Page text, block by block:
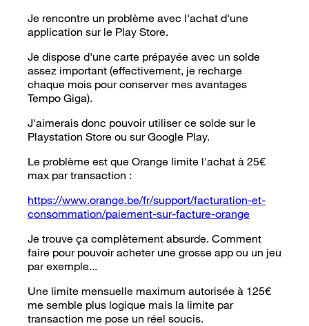
Je rencontre un problème avec l'achat d'une
application sur le Play Store.
Je dispose d'une carte prépayée avec un solde
assez important (effectivement, je recharge
chaque mois pour conserver mes avantages
Tempo Giga).
J'aimerais donc pouvoir utiliser ce solde sur le
Playstation Store ou sur Google Play.
Le problème est que Orange limite l'achat à 25€
max par transaction :
https://www.orange.be/fr/support/facturation-et-
consommation/paiement-sur-facture-orange
Je trouve ça complètement absurde. Comment
faire pour pouvoir acheter une grosse app ou un jeu
par exemple...
Une limite mensuelle maximum autorisée à 125€
me semble plus logique mais la limite par
transaction me pose un réel soucis.